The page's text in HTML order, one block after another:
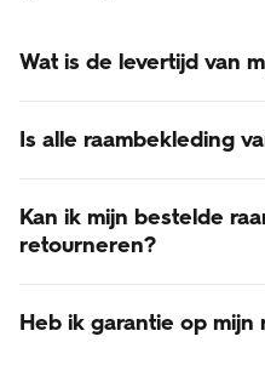
Wat is de levertijd van
Voor alle raamdecoratie
weken.
Is alle raambekleding
Ja, alle raambekleding van
gestelde normen voor
Kan ik mijn bestelde
retourneren?
Retourneren van op maat
helaas niet mogelijk.
Heb ik garantie op mijn